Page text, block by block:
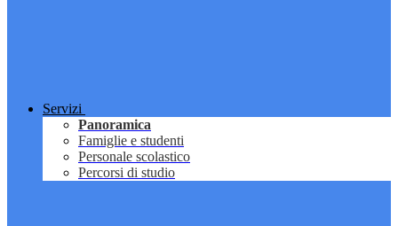
Servizi
Panoramica
Famiglie e studenti
Personale scolastico
Percorsi di studio